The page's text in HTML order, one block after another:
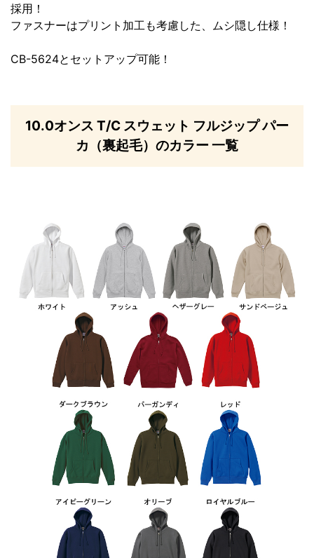
採用！
ファスナーはプリント加工も考慮した、ムシ隠し仕様！
CB-5624とセットアップ可能！
10.0オンス T/C スウェット フルジップ パー
カ（裏起毛）のカラー 一覧